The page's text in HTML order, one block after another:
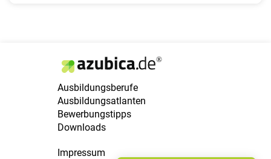
Ausbildungsberufe
Ausbildungsatlanten
Bewerbungstipps
Downloads
Impressum